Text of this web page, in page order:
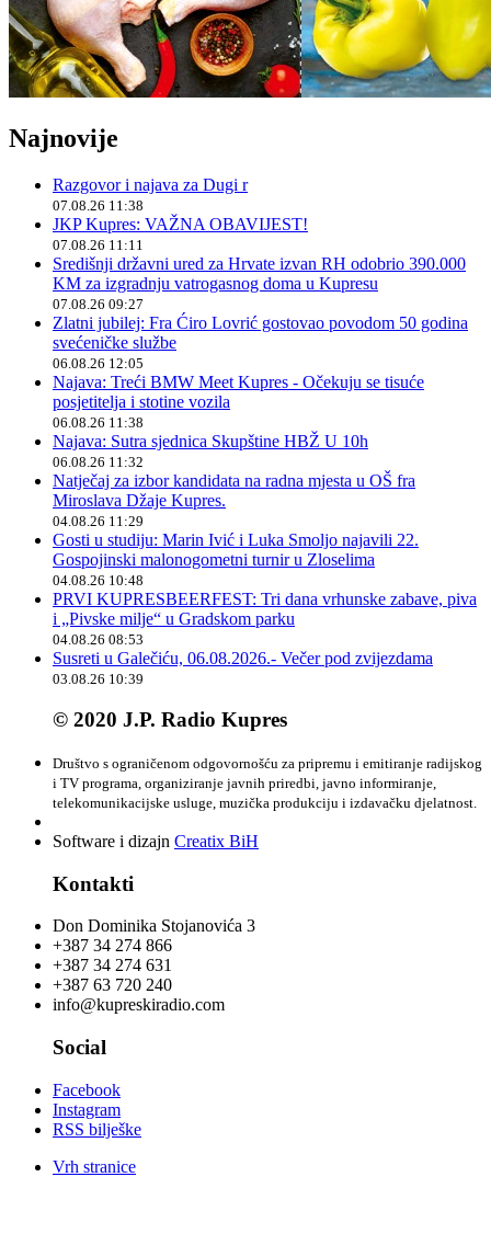
Najnovije
Razgovor i najava za Dugi r
07.08.26 11:38
JKP Kupres: VAŽNA OBAVIJEST!
07.08.26 11:11
Središnji državni ured za Hrvate izvan RH odobrio 390.000
KM za izgradnju vatrogasnog doma u Kupresu
07.08.26 09:27
Zlatni jubilej: Fra Ćiro Lovrić gostovao povodom 50 godina
svećeničke službe
06.08.26 12:05
Najava: Treći BMW Meet Kupres - Očekuju se tisuće
posjetitelja i stotine vozila
06.08.26 11:38
Najava: Sutra sjednica Skupštine HBŽ U 10h
06.08.26 11:32
Natječaj za izbor kandidata na radna mjesta u OŠ fra
Miroslava Džaje Kupres.
04.08.26 11:29
Gosti u studiju: Marin Ivić i Luka Smoljo najavili 22.
Gospojinski malonogometni turnir u Zloselima
04.08.26 10:48
PRVI KUPRESBEERFEST: Tri dana vrhunske zabave, piva
i „Pivske milje“ u Gradskom parku
04.08.26 08:53
Susreti u Galečiću, 06.08.2026.- Večer pod zvijezdama
03.08.26 10:39
© 2020 J.P. Radio Kupres
Društvo s ograničenom odgovornošću za pripremu i emitiranje radijskog
i TV programa, organiziranje javnih priredbi, javno informiranje,
telekomunikacijske usluge, muzička produkciju i izdavačku djelatnost.
Software i dizajn Creatix BiH
Kontakti
Don Dominika Stojanovića 3
+387 34 274 866
+387 34 274 631
+387 63 720 240
info@kupreskiradio.com
Social
Facebook
Instagram
RSS bilješke
Vrh stranice